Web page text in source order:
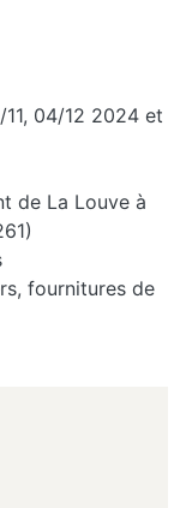
04/12 2024 et
de La Louve à
fournitures de